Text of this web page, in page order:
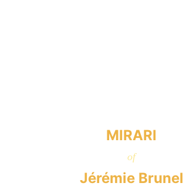
MIRARI
of
Jérémie Brunel